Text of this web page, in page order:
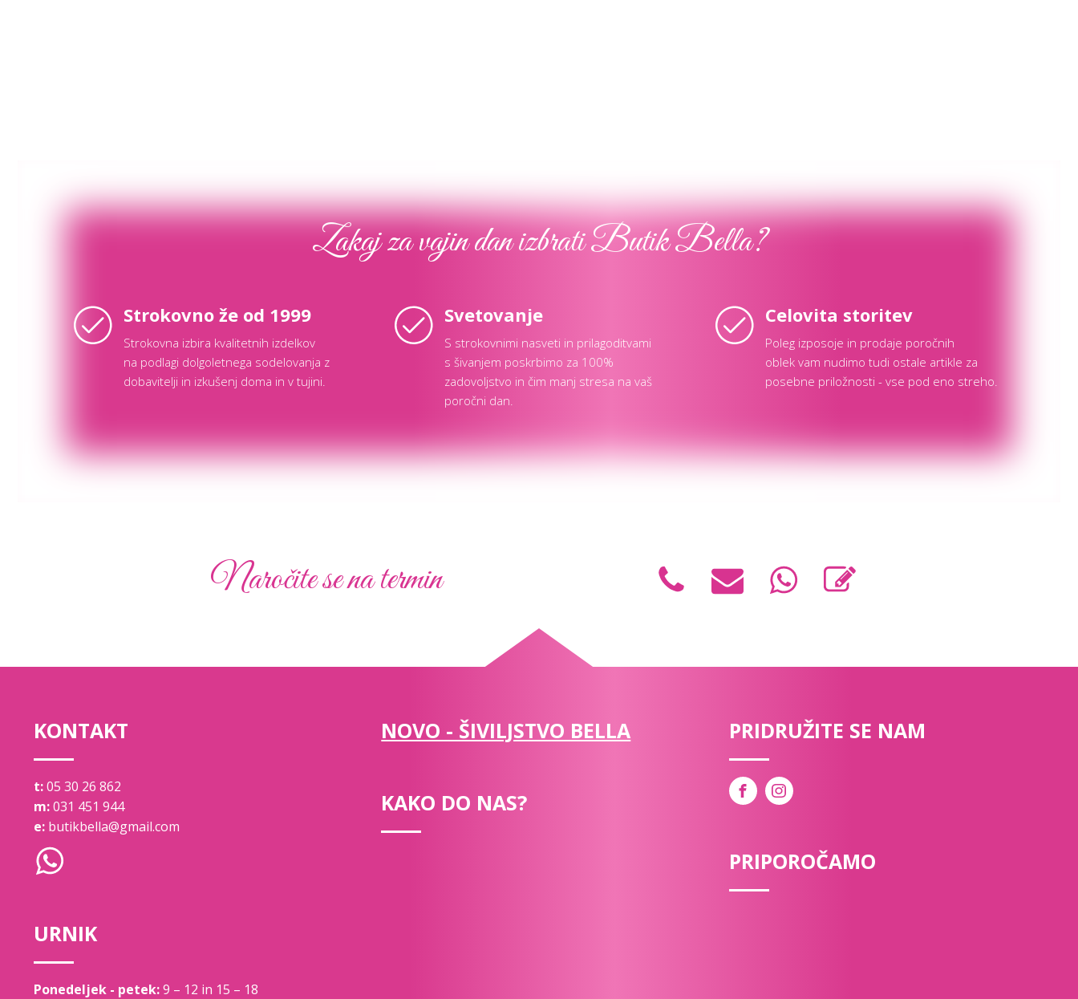
Zakaj za vajin dan izbrati Butik Bella?
Strokovno že od 1999
Strokovna izbira kvalitetnih izdelkov
na podlagi dolgoletnega sodelovanja z
dobavitelji in izkušenj doma in v tujini.
Svetovanje
S strokovnimi nasveti in prilagoditvami
s šivanjem poskrbimo za 100%
zadovoljstvo in čim manj stresa na vaš
poročni dan.
Celovita storitev
Poleg izposoje in prodaje poročnih
oblek vam nudimo tudi ostale artikle za
posebne priložnosti - vse pod eno streho.
Naročite se na termin
KONTAKT
t:05 30 26 862
m:031 451 944
e: butikbella@gmail.com
URNIK
Ponedeljek - petek:9 – 12 in 15 – 18
NOVO - ŠIVILJSTVO BELLA
KAKO DO NAS?
PRIDRUŽITE SE NAM
PRIPOROČAMO